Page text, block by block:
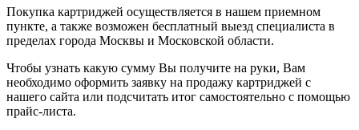
Покупка картриджей осуществляется в нашем приемном
пункте, а также возможен бесплатный выезд специалиста в
пределах города Москвы и Московской области.
Чтобы узнать какую сумму Вы получите на руки, Вам
необходимо оформить заявку на продажу картриджей с
нашего сайта или подсчитать итог самостоятельно с помощью
прайс-листа.